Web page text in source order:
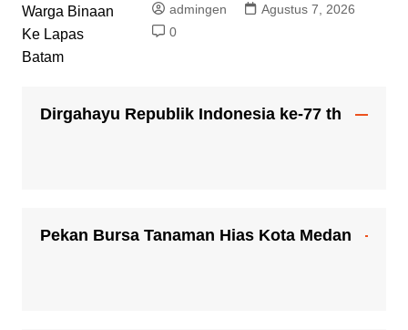
admingen
Agustus 7, 2026
0
Dirgahayu Republik Indonesia ke-77 th
Pekan Bursa Tanaman Hias Kota Medan